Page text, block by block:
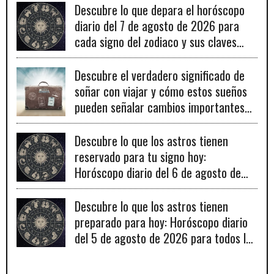
Descubre lo que depara el horóscopo
diario del 7 de agosto de 2026 para
cada signo del zodiaco y sus claves
para el éxito.
Descubre el verdadero significado de
soñar con viajar y cómo estos sueños
pueden señalar cambios importantes
en tu vida personal y profesional.
Descubre lo que los astros tienen
reservado para tu signo hoy:
Horóscopo diario del 6 de agosto de
2026
Descubre lo que los astros tienen
preparado para hoy: Horóscopo diario
del 5 de agosto de 2026 para todos los